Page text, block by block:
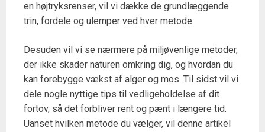
en højtryksrenser, vil vi dække de grundlæggende
trin, fordele og ulemper ved hver metode.
Desuden vil vi se nærmere på miljøvenlige metoder,
der ikke skader naturen omkring dig, og hvordan du
kan forebygge vækst af alger og mos. Til sidst vil vi
dele nogle nyttige tips til vedligeholdelse af dit
fortov, så det forbliver rent og pænt i længere tid.
Uanset hvilken metode du vælger, vil denne artikel